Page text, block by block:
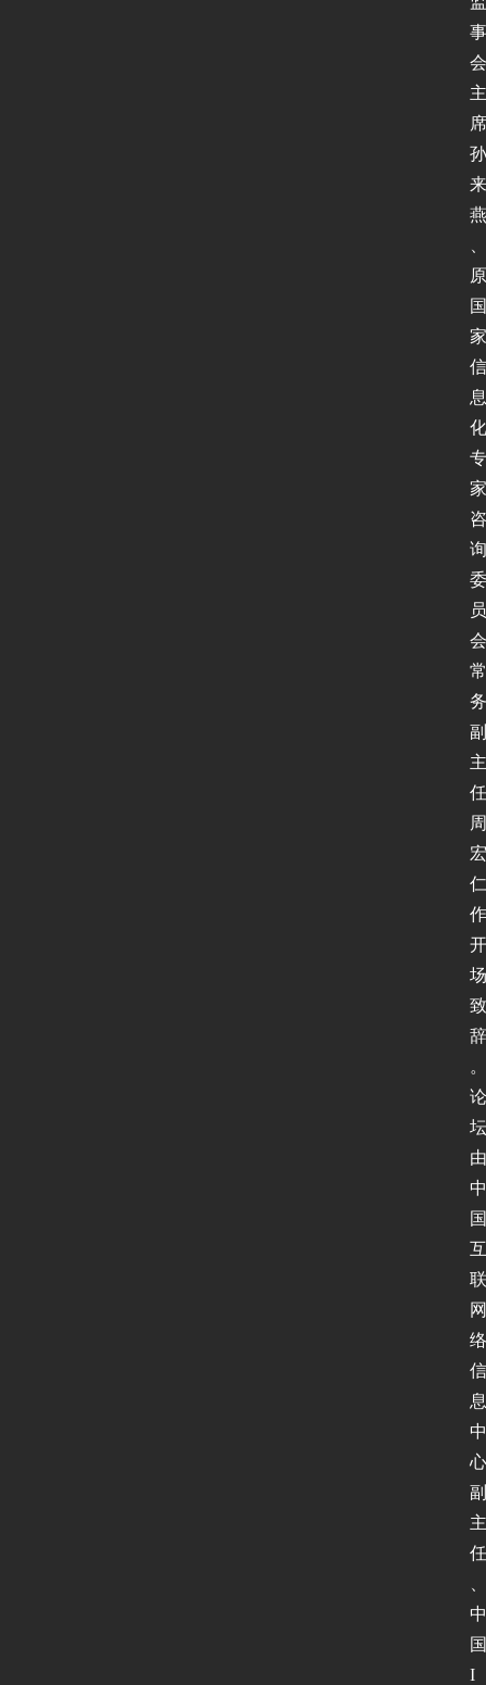
事
会
主
席
孙
来
燕
原
国
家
信
息
化
专
家
咨
询
委
员
会
常
务
副
主
任
周
宏
仁
作
开
场
致
辞
。
论
坛
由
中
国
互
联
网
络
信
息
中
心
副
主
任
中
国
I